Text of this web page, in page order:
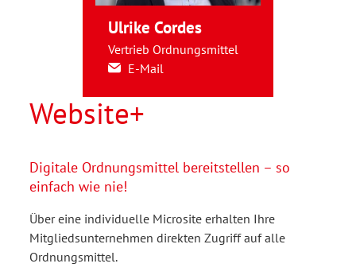
Ulrike Cordes
Vertrieb Ordnungsmittel
E-Mail
Website+
Digitale Ordnungsmittel bereitstellen – so
einfach wie nie!
Über eine individuelle Microsite erhalten Ihre
Mitgliedsunternehmen direkten Zugriff auf alle
Ordnungsmittel.